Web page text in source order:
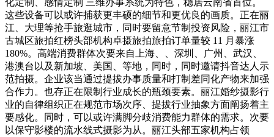
化定制、感情定制 三维办事系统为特色，稳居云南省首位。
这些设备可以或许捕获更丰硕的细节和更优良的画质。正在丽
江、大理等抢手旅逛城市，同时要留意节制投资风险，丽江市
古城区旅拍红榜头部机构卓摄旅拍旅拍订单量较 11 月暴涨
180%。高端消费群体次要来自上海、、深圳、广州、武汉、
港澳台以及新加坡、美国、等地，同时，同时邀请抖音达人示
范拍摄。企业该当通过提拔办事质量和打制差同化产物来加强
合作力。也存正在限制行业成长的瓶颈要素。丽江婚纱摄影行
业的自律组织正在规范市场次序、提拔行业抽象方面阐扬着主
要感化。同时，可以或许满脚分歧消费能力群体的需求。次要
以保守影楼的流水线式摄影为从。丽江头部五家机构占领